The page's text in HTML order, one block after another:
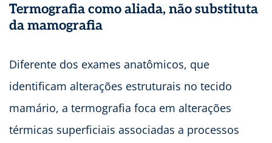
Termografia como aliada, não substituta
da mamografia
Diferente dos exames anatômicos, que
identificam alterações estruturais no tecido
mamário, a termografia foca em alterações
térmicas superficiais associadas a processos